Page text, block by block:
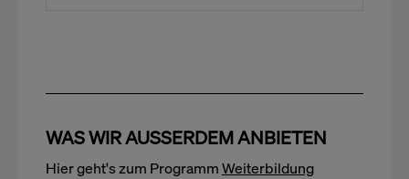
WAS WIR AUSSERDEM ANBIETEN
Hier geht's zum ProgrammWeiterbildung